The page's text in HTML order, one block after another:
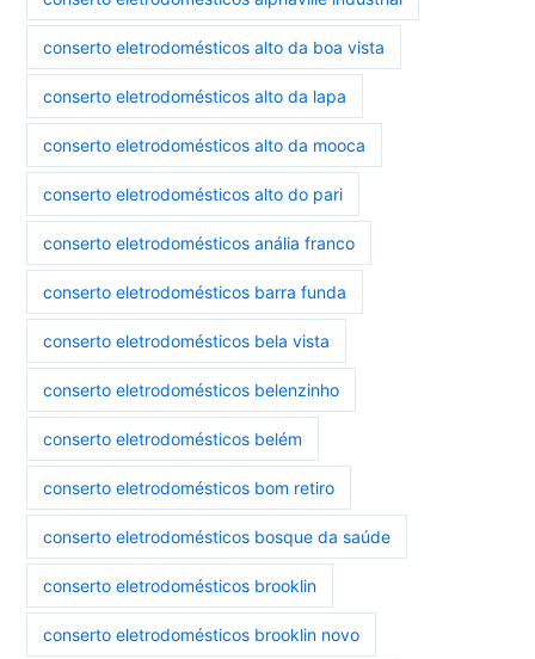
conserto eletrodomésticos alto da boa vista
conserto eletrodomésticos alto da lapa
conserto eletrodomésticos alto da mooca
conserto eletrodomésticos alto do pari
conserto eletrodomésticos anália franco
conserto eletrodomésticos barra funda
conserto eletrodomésticos bela vista
conserto eletrodomésticos belenzinho
conserto eletrodomésticos belém
conserto eletrodomésticos bom retiro
conserto eletrodomésticos bosque da saúde
conserto eletrodomésticos brooklin
conserto eletrodomésticos brooklin novo